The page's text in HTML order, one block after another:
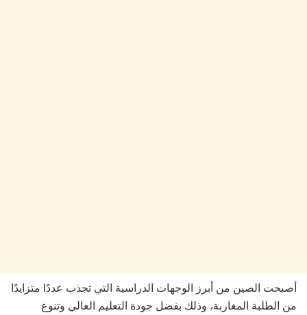
أصبحت الصين من أبرز الوجهات الدراسية التي تجذب عددًا متزايدًا
من الطلبة المغاربة، وذلك بفضل جودة التعليم العالي وتنوع